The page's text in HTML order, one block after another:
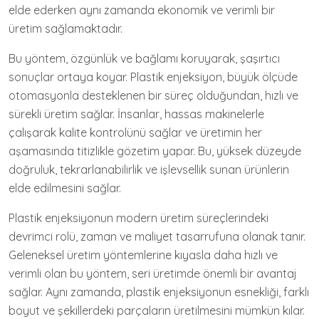
elde ederken aynı zamanda ekonomik ve verimli bir
üretim sağlamaktadır.
Bu yöntem, özgünlük ve bağlamı koruyarak, şaşırtıcı
sonuçlar ortaya koyar. Plastik enjeksiyon, büyük ölçüde
otomasyonla desteklenen bir süreç olduğundan, hızlı ve
sürekli üretim sağlar. İnsanlar, hassas makinelerle
çalışarak kalite kontrolünü sağlar ve üretimin her
aşamasında titizlikle gözetim yapar. Bu, yüksek düzeyde
doğruluk, tekrarlanabilirlik ve işlevsellik sunan ürünlerin
elde edilmesini sağlar.
Plastik enjeksiyonun modern üretim süreçlerindeki
devrimci rolü, zaman ve maliyet tasarrufuna olanak tanır.
Geleneksel üretim yöntemlerine kıyasla daha hızlı ve
verimli olan bu yöntem, seri üretimde önemli bir avantaj
sağlar. Aynı zamanda, plastik enjeksiyonun esnekliği, farklı
boyut ve şekillerdeki parçaların üretilmesini mümkün kılar.